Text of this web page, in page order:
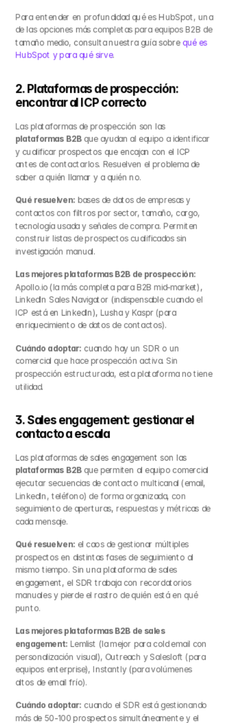
Para entender en profundidad qué es HubSpot, una
de las opciones más completas para equipos B2B de
tamaño medio, consulta nuestra guía sobre qué es
HubSpot y para qué sirve.
2. Plataformas de prospección:
encontrar al ICP correcto
Las plataformas de prospección son las
plataformas B2B que ayudan al equipo a identificar
y cualificar prospectos que encajan con el ICP
antes de contactarlos. Resuelven el problema de
saber a quién llamar y a quién no.
Qué resuelven: bases de datos de empresas y
contactos con filtros por sector, tamaño, cargo,
tecnología usada y señales de compra. Permiten
construir listas de prospectos cualificados sin
investigación manual.
Las mejores plataformas B2B de prospección:
Apollo.io (la más completa para B2B mid-market),
LinkedIn Sales Navigator (indispensable cuando el
ICP está en LinkedIn), Lusha y Kaspr (para
enriquecimiento de datos de contactos).
Cuándo adoptar: cuando hay un SDR o un
comercial que hace prospección activa. Sin
prospección estructurada, esta plataforma no tiene
utilidad.
3. Sales engagement: gestionar el
contacto a escala
Las plataformas de sales engagement son las
plataformas B2B que permiten al equipo comercial
ejecutar secuencias de contacto multicanal (email,
LinkedIn, teléfono) de forma organizada, con
seguimiento de aperturas, respuestas y métricas de
cada mensaje.
Qué resuelven: el caos de gestionar múltiples
prospectos en distintas fases de seguimiento al
mismo tiempo. Sin una plataforma de sales
engagement, el SDR trabaja con recordatorios
manuales y pierde el rastro de quién está en qué
punto.
Las mejores plataformas B2B de sales
engagement: Lemlist (la mejor para cold email con
personalización visual), Outreach y Salesloft (para
equipos enterprise), Instantly (para volúmenes
altos de email frío).
Cuándo adoptar: cuando el SDR está gestionando
más de 50-100 prospectos simultáneamente y el